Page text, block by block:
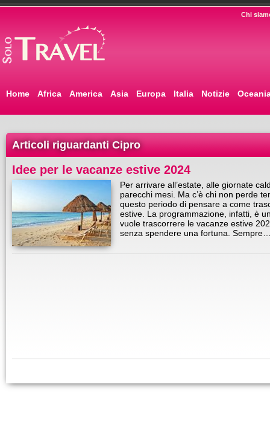
Chi
Home Africa America Asia Europa Italia Notizie
Articoli riguardanti Cipro
Idee per le vacanze estive 2024
Per arrivare all’estate, alle giornate
parecchi mesi. Ma c’è chi non perde
questo periodo di pensare a come
estive. La programmazione, infatti, è
vuole trascorrere le vacanze estive
senza spendere una fortuna.